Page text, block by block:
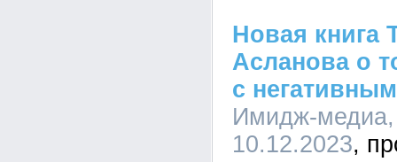
Новая книга
Асланова о
с
Имидж-
10.12.2023